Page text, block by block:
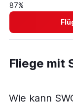
Flüge von Faro
Flüge von Porto
Flüge von Ponta
87%
Fliege mit
Wie kann